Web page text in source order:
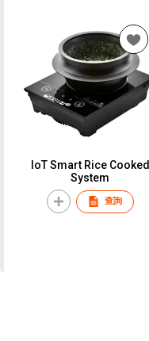
IoT Smart Rice Cooked
System
查詢